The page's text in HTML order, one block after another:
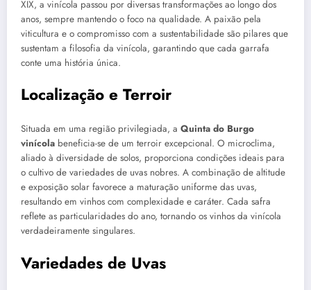
XIX, a vinícola passou por diversas transformações ao longo dos
anos, sempre mantendo o foco na qualidade. A paixão pela
viticultura e o compromisso com a sustentabilidade são pilares que
sustentam a filosofia da vinícola, garantindo que cada garrafa
conte uma história única.
Localização e Terroir
Situada em uma região privilegiada, a Quinta do Burgo
vinícola beneficia-se de um terroir excepcional. O microclima,
aliado à diversidade de solos, proporciona condições ideais para
o cultivo de variedades de uvas nobres. A combinação de altitude
e exposição solar favorece a maturação uniforme das uvas,
resultando em vinhos com complexidade e caráter. Cada safra
reflete as particularidades do ano, tornando os vinhos da vinícola
verdadeiramente singulares.
Variedades de Uvas